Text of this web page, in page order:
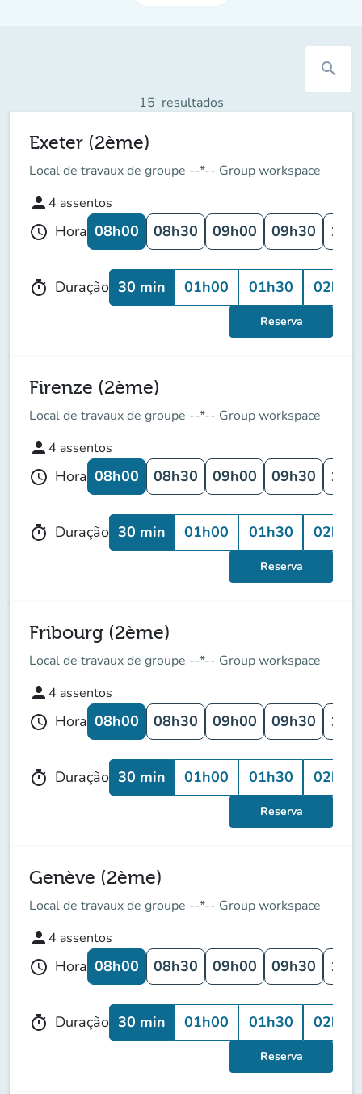
search
15 resultados
Exeter (2ème)
Local de travaux de groupe --*-- Group workspace
person 4 assentos
schedule Hora 08h00 08h30 09h00 09h30
timer Duração 30 min 01h00 01h30 02h00
Reserva
Firenze (2ème)
Local de travaux de groupe --*-- Group workspace
person 4 assentos
schedule Hora 08h00 08h30 09h00 09h30
timer Duração 30 min 01h00 01h30 02h00
Reserva
Fribourg (2ème)
Local de travaux de groupe --*-- Group workspace
person 4 assentos
schedule Hora 08h00 08h30 09h00 09h30
timer Duração 30 min 01h00 01h30 02h00
Reserva
Genève (2ème)
Local de travaux de groupe --*-- Group workspace
person 4 assentos
schedule Hora 08h00 08h30 09h00 09h30
timer Duração 30 min 01h00 01h30 02h00
Reserva